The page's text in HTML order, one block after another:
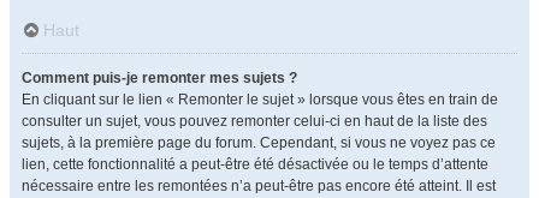
Haut
Comment puis-je remonter mes sujets ?
En cliquant sur le lien « Remonter le sujet » lorsque vous êtes en train de
consulter un sujet, vous pouvez remonter celui-ci en haut de la liste des
sujets, à la première page du forum. Cependant, si vous ne voyez pas ce
lien, cette fonctionnalité a peut-être été désactivée ou le temps d’attente
nécessaire entre les remontées n’a peut-être pas encore été atteint. Il est